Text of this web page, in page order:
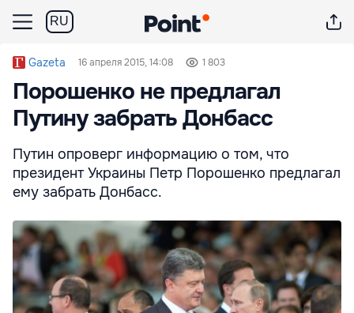
RU
Gazeta 16 апреля 2015, 14:08 1 803
Порошенко не предлагал
Путину забрать Донбасс
Путин опроверг информацию о том, что
президент Украины Петр Порошенко предлагал
ему забрать Донбасс.